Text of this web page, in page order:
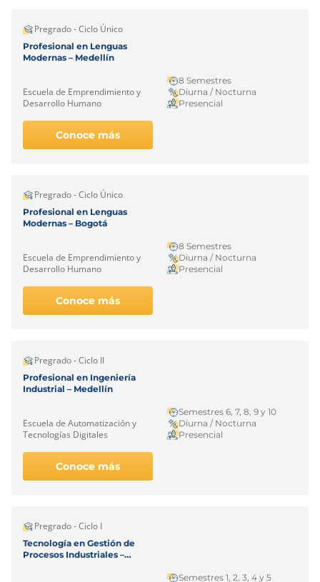
Pregrado - Ciclo Único
Profesional en Lenguas
Modernas – Medellín
Escuela de Emprendimiento y
Desarrollo Humano
8 Semestres
Diurna / Nocturna
Presencial
Conoce más
Pregrado - Ciclo Único
Profesional en Lenguas
Modernas – Bogotá
Escuela de Emprendimiento y
Desarrollo Humano
8 Semestres
Diurna / Nocturna
Presencial
Conoce más
Pregrado - Ciclo II
Profesional en Ingeniería
Industrial – Medellín
Escuela de Automatización y
Tecnologías Digitales
Semestres 6, 7, 8, 9 y 10
Diurna / Nocturna
Presencial
Conoce más
Pregrado - Ciclo I
Tecnología en Gestión de
Procesos Industriales –
Semestres 1, 2, 3, 4 y 5